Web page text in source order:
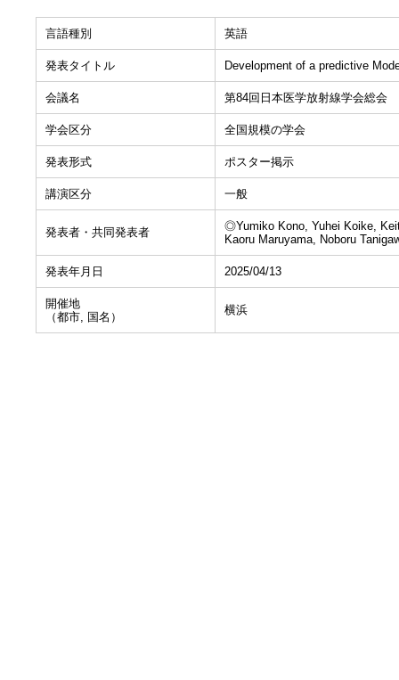
言語種別 英語
発表タイトル Development of a predictive
会議名 第84回日本医学放射線学会総会
学会区分 全国規模の学会
発表形式 ポスター掲示
講演区分 一般
発表者・共同発表者
◎Yumiko Kono, Yuhei Koike,
Kaoru Maruyama, Noboru
発表年月日 2025/04/13
開催地
（都市, 国名）
横浜